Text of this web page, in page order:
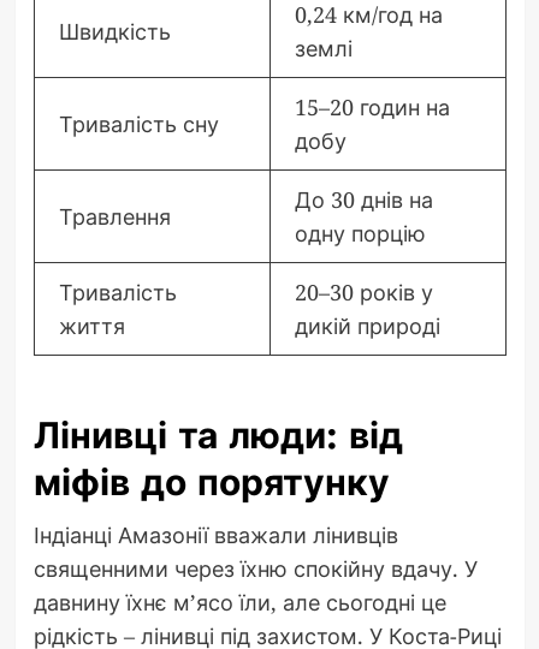
Швидкість
0,24 км/год на
землі
Тривалість сну
15–20 годин на
добу
Травлення
До 30 днів на
одну порцію
Тривалість
життя
20–30 років у
дикій природі
Лінивці та люди: від
міфів до порятунку
Індіанці Амазонії вважали лінивців
священними через їхню спокійну вдачу. У
давнину їхнє м’ясо їли, але сьогодні це
рідкість – лінивці під захистом. У Коста-Риці